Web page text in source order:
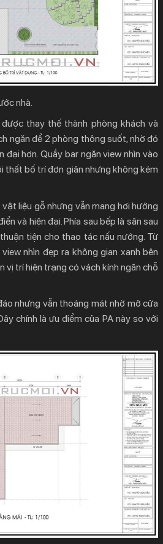
nhà.
thay thế thành phòng khách và
ngăn để 2 phòng thông suốt, nhờ đó
đại hơn. Quầy bar ngăn view nhìn vào
thất bố trí đơn giản nhưng không kém
liệu gỗ nhưng vẫn mang hơi hướng
và hiện đại. Phía sau bếp là sân sau
tiện cho thao tác nấu nướng. Từ
nhìn đẹp ra không gian xanh bên
vị trí hiện trạng có vách kính ngăn chỗ
nhưng vẫn thoáng mát nhờ mở cửa
chính là ưu điểm của PA này so với